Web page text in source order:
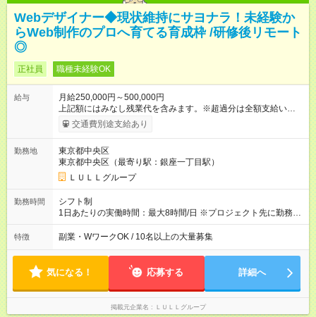
Webデザイナー◆現状維持にサヨナラ！未経験か
らWeb制作のプロへ育てる育成枠 /研修後リモート
◎
正社員 職種未経験OK
給与
月給250,000円～500,000円
上記額にはみなし残業代を含みます。※超過分は全額支給いたし
ます。 みなし残業代 21,675円／月 みなし残業時間 12時間／月 -
------------------------------------------------------- ≪経験者の方は以下と
万円～＋業績賞与＋交通費＋各種手当 ※固定残業代（30時間/6
万6，610円分）を含む。超過分は追加支給いたします 能力やス
キルを考慮し初任給を決定。経験者の方は前給考慮も可能で
す！ ◎昇給年1回（研修終了後） ◎賞与年2回（2月・8月）＋業
績賞与あり ◤スキルアップも、収入アップも。◢ 入社後の成長
や頑張りは、しっかり給与で還元しています。 実際にほぼ全員
上アップした社員も。 エンジニアへの還元率は業界高水準の
87％。 スキルを磨いた分だけ、収入アップも目指せる環境で
す！ 【試用期間】試用期間あり 試用期間の長さ：6ヶ月 ※ 雇用
形態と給与に、本採用時と異なる部分があります。 雇用形態：
中途採用（契約社員） 給与：月給 230,000円以上 上記額にはみ
なし残業代を含みます。※超過分は全額支給いたします。 みな
別途支給いたします ※研修期間中（最大12ヶ月間）も、試用期
交通費別途支給あり
勤務地
東京都中央区
東京都中央区（最寄り駅：銀座一丁目駅）
ＬＵＬＬグループ
勤務時間
シフト制
1日あたりの実働時間：最大8時間/日 ※プロジェクト先に勤務時
間は異なります 【シフト例】 ・10時00分～19時00分 ・9時00
分～18時00分 平均残業時間：月10時間以内
特徴 副業・WワークOK / 10名以上の大量募集
気になる！ 応募する 詳細へ
掲載元企業名 ＬＵＬＬグループ